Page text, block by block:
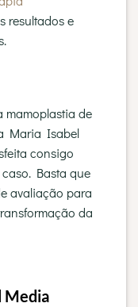
resultados e
mamoplastia de
Maria Isabel
consigo
caso. Basta que
avaliação para
da
Media